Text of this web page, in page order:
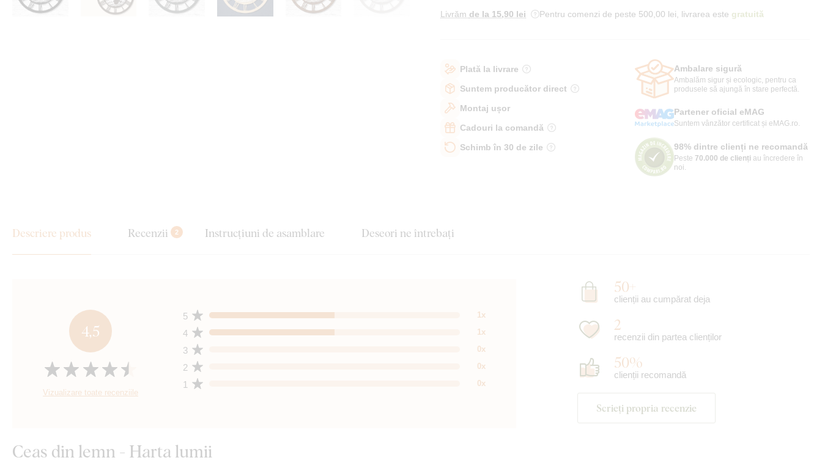
Livrăm de la 15,90 lei Pentru comenzi de peste 500,00 lei, livrarea este gratuită
Plată la livrare
Suntem producător direct
Montaj ușor
Cadouri la comandă
Schimb în 30 de zile
Ambalare sigură
Ambalăm sigur și ecologic, pentru ca
produsele să ajungă în stare perfectă.
Partener oficial eMAG
Suntem vânzător certificat și eMAG.ro.
98% dintre clienți ne recomandă
Peste 70.000 de clienți au încredere în
noi.
Descriere produs Recenzii 2 Instrucțiuni de asamblare Deseori ne întrebați
4,5
Vizualizare toate recenziile
1 0x
2 0x
3 0x
4 1x
5 1x
50+
clienții au cumpărat deja
2
recenzii din partea clienților
50%
clienții recomandă
Scrieți propria recenzie
Ceas din lemn - Harta lumii